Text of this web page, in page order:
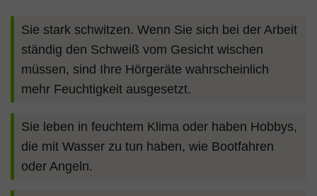
Sie stark schwitzen. Wenn Sie sich bei der Arbeit
ständig den Schweiß vom Gesicht wischen
müssen, sind Ihre Hörgeräte wahrscheinlich
mehr Feuchtigkeit ausgesetzt.
Sie leben in feuchtem Klima oder haben Hobbys,
die mit Wasser zu tun haben, wie Bootfahren
oder Angeln.